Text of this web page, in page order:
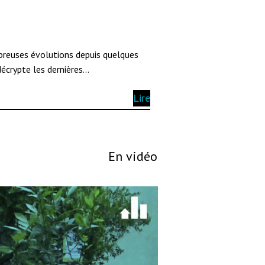
évolutions depuis quelques
les dernières…
Lire
En vidéo